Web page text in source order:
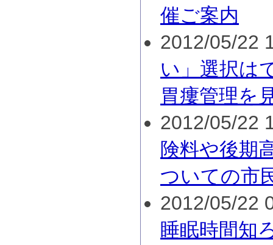
催ご案内
2012/05/22
い」選択は
胃瘻管理を
2012/05/22
険料や後期
ついての市
2012/05/22
睡眠時間知